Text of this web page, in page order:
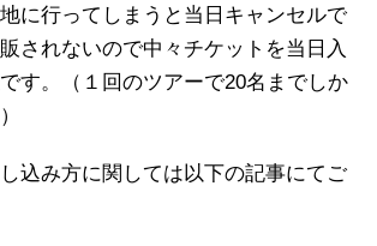
に行ってしまうと当日キャンセルで
されないので中々チケットを当日入
す。（１回のツアーで20名までしか
込み方に関しては以下の記事にてご